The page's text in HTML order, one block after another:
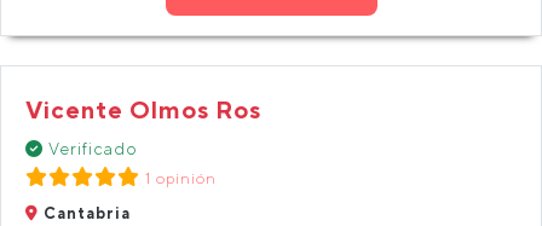
Vicente Olmos Ros
Verificado
1 opinión
Cantabria